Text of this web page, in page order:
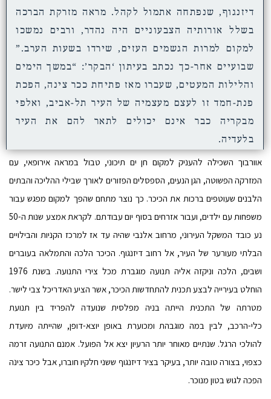
דיזנגוף, שנפתחה אתמול לקהל. מראה מזרקת הברכה
בשלל אורותיה הצבעוניים היה נהדר, ורבים נמשכו
למקום למרות הגשמים העזים, שירדו בשעות הערב.”
שבועיים אחר-כך נכתב בעיתון ‘הבקר’: “במשך הימים
והלילות המעטים, שעברו מאז פתיחת ככר צינה, הפכת
פנת-חמד זו לעצם מעצמיה של העיר תל-אביב, ואלפי
מבקריה כבר אינם יכולים לתאר להם את העיר
בלעדיה.
אוורבוך השכילה להעניק למקום חן ים תיכוני, טבול במראה אירופאי, עם
המזרקה הפשוטה, הגן הנעים, הספסלים הפזורים לאורך שבילי ההליכה והבתים
הלבנים שעוטפים ברכות את הכיכר. כך נוצר מתחם שהפך למקום מפגש עבור
משפחות עם ילדים, ועבור אזרחים בסוף יום עבודתם. לקראת אמצע שנות ה-50
נע כובד המשקל העירוני, מרחוב אלנבי שהיה עד אז למרכז הקניות והבילויים
הבלתי מעורער של העיר, אל רחוב דיזנגוף. הכיכר הלכה והתמלאה בעוברים
ושבים, הלכה וניקזה אליה תנועה מוגברת מכל צירי התנועה. בשנת 1976
הוחלט בעירייה לבצע תכנית להתחדשות הכיכר, אשר הציע האדריכל צבי לישר.
מטרתה של התכנית הייתה בניה מפלסית שנועדה להפריד בין תנועת
כלי-הרכב, לבין במה מוגבהת ומכוערת באופן יוצא-דופן, שהייתה מיועדת
להולכי הרגל. שנתיים מאוחר יותר הרעיון יצא אל הפועל. אמנם התנועה זרמה
כצפוי, בצורה טובה יותר, בעיקר בציר דיזנגוף ששני חלקיו חוברו, אבל כיכר צינה
הפכה לגוש בטון מנוכר.